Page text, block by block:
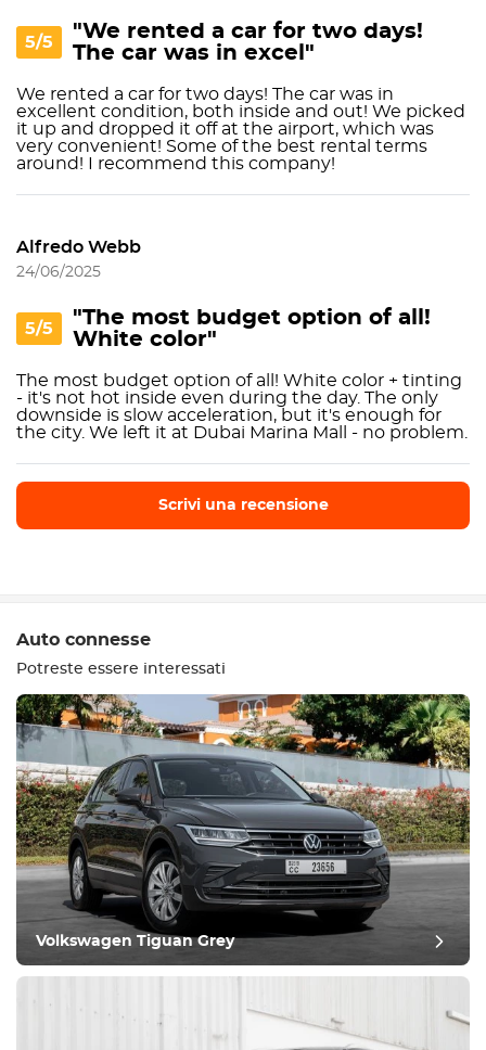
5/5
"We rented a car for two days!
The car was in excel"
We rented a car for two days! The car was in
excellent condition, both inside and out! We picked
it up and dropped it off at the airport, which was
very convenient! Some of the best rental terms
around! I recommend this company!
Alfredo Webb
24/06/2025
5/5
"The most budget option of all!
White color"
The most budget option of all! White color + tinting
- it's not hot inside even during the day. The only
downside is slow acceleration, but it's enough for
the city. We left it at Dubai Marina Mall - no problem.
Scrivi una recensione
Attrezzatura
Confortevole
Controllo del clima
Condizione
Auto connesse
Potreste essere interessati
Volkswagen Tiguan Grey